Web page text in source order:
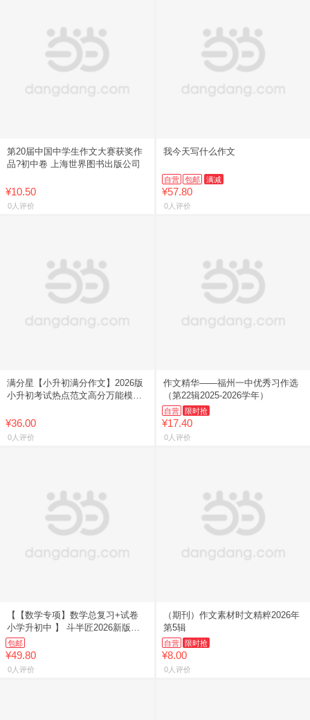
第20届中国中学生作文大赛获奖作
品?初中卷 上海世界图书出版公司
¥10.50
0人评价
我今天写什么作文
自营 包邮 满减
¥57.80
0人评价
满分星【小升初满分作文】2026版
小升初考试热点范文高分万能模板
秀作文热点素材小升初毕业考
¥36.00
0人评价
作文精华——福州一中优秀习作选
（第22辑2025-2026学年）
自营 限时抢
¥17.40
0人评价
【【数学专项】数学总复习+试卷
小学升初中 】 斗半匠2026新版六
年级小升初系统总复习人教版语文
数学英语小升初真题卷专
包邮
¥49.80
0人评价
（期刊）作文素材时文精粹2026年
第5辑
自营 限时抢
¥8.00
0人评价